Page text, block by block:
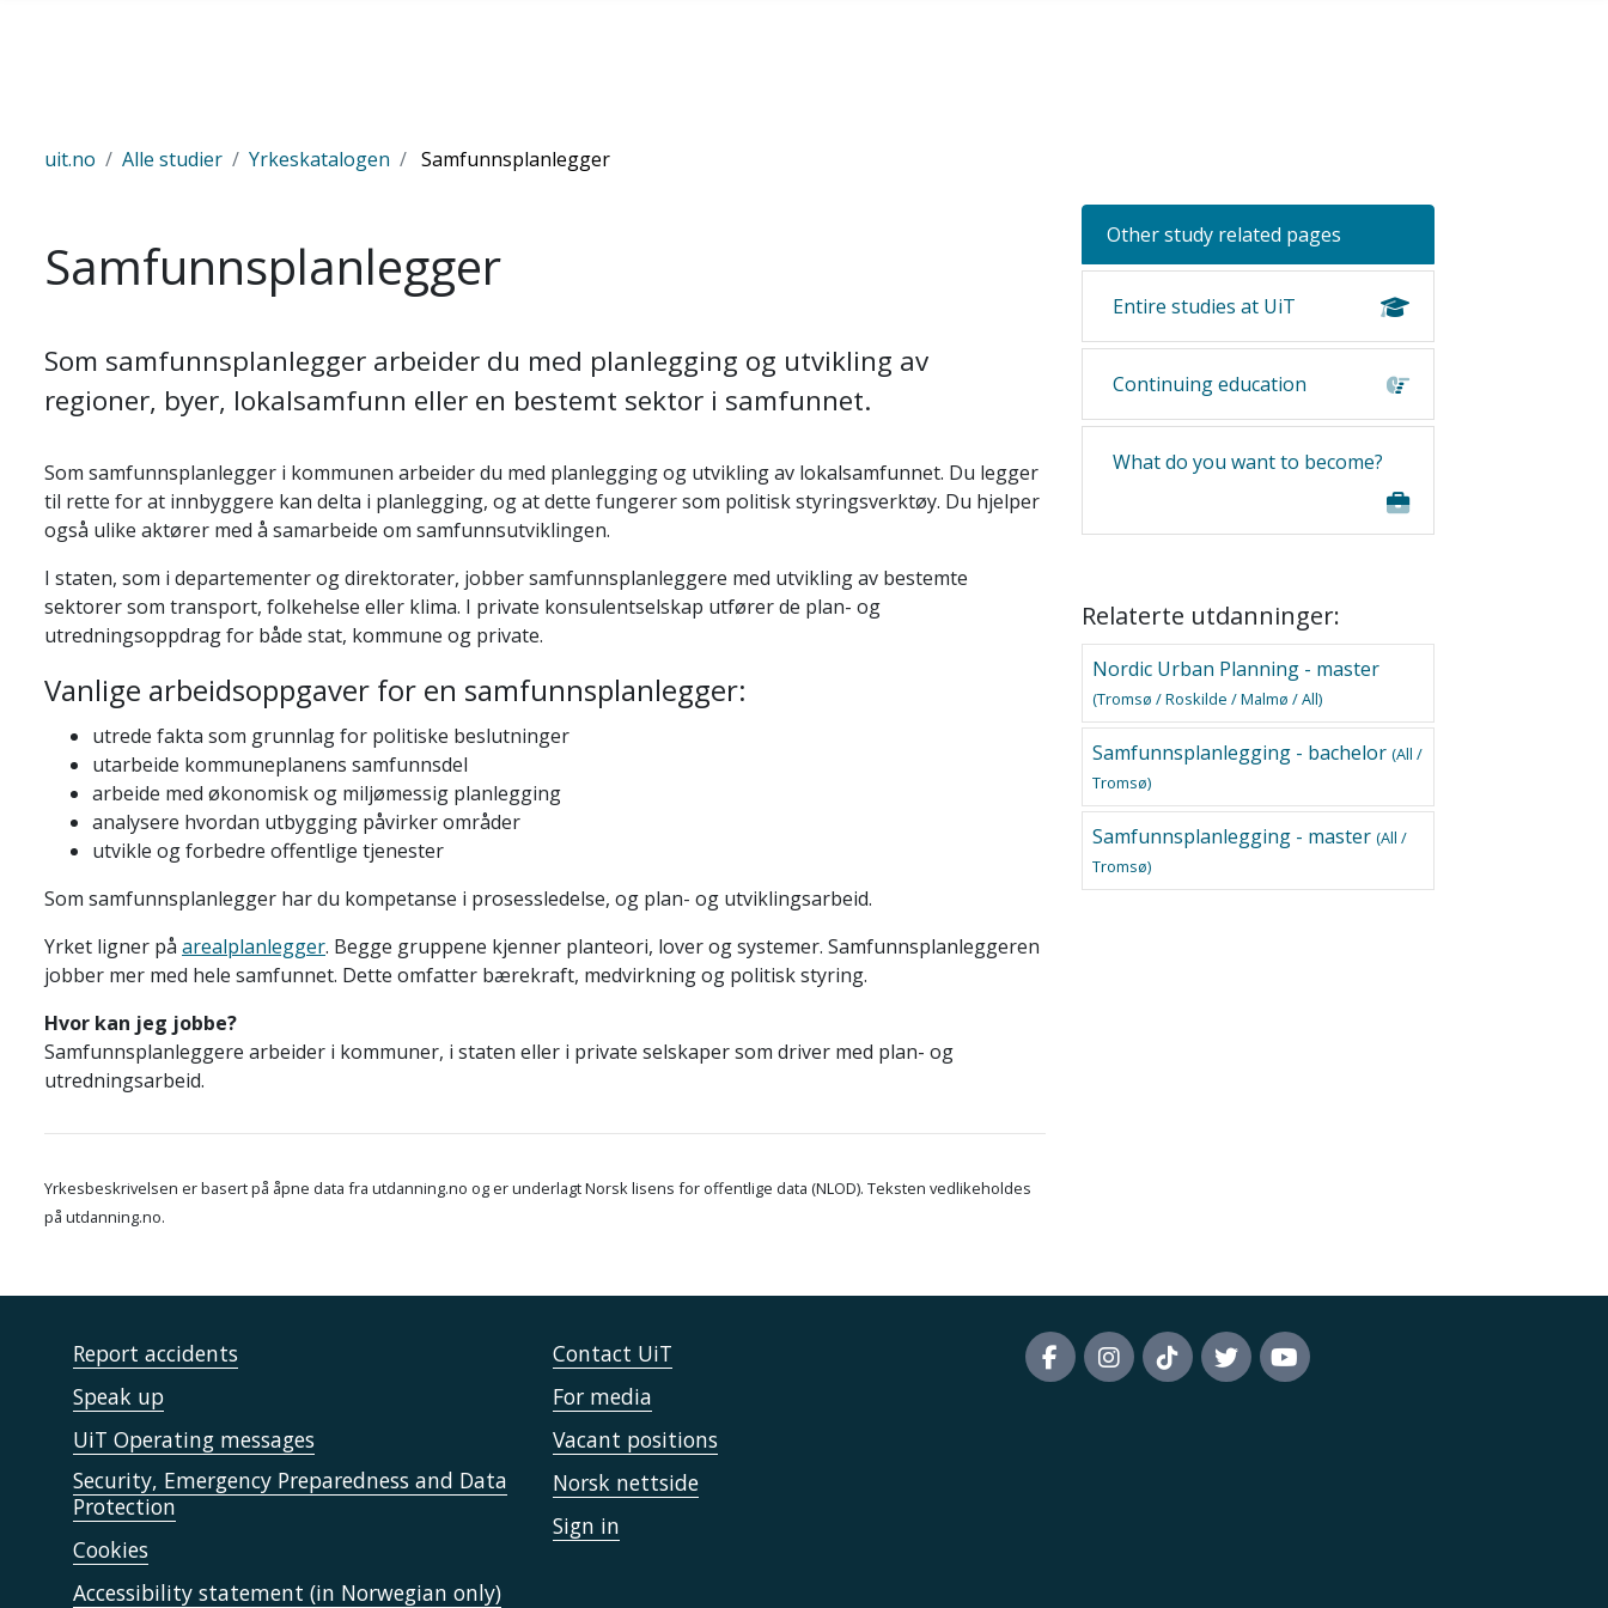
uit.no Alle studier Yrkeskatalogen Samfunnsplanlegger
Samfunnsplanlegger
Som samfunnsplanlegger arbeider du med planlegging og utvikling av
regioner, byer, lokalsamfunn eller en bestemt sektor i samfunnet.
Som samfunnsplanlegger i kommunen arbeider du med planlegging og utvikling av lokalsamfunnet. Du legger
til rette for at innbyggere kan delta i planlegging, og at dette fungerer som politisk styringsverktøy. Du hjelper
også ulike aktører med å samarbeide om samfunnsutviklingen.
I staten, som i departementer og direktorater, jobber samfunnsplanleggere med utvikling av bestemte
sektorer som transport, folkehelse eller klima. I private konsulentselskap utfører de plan- og
utredningsoppdrag for både stat, kommune og private.
Vanlige arbeidsoppgaver for en samfunnsplanlegger:
utrede fakta som grunnlag for politiske beslutninger
utarbeide kommuneplanens samfunnsdel
arbeide med økonomisk og miljømessig planlegging
analysere hvordan utbygging påvirker områder
utvikle og forbedre offentlige tjenester
Som samfunnsplanlegger har du kompetanse i prosessledelse, og plan- og utviklingsarbeid.
Yrket ligner på arealplanlegger. Begge gruppene kjenner planteori, lover og systemer. Samfunnsplanleggeren
jobber mer med hele samfunnet. Dette omfatter bærekraft, medvirkning og politisk styring.
Hvor kan jeg jobbe?
Samfunnsplanleggere arbeider i kommuner, i staten eller i private selskaper som driver med plan- og
utredningsarbeid.
Yrkesbeskrivelsen er basert på åpne data fra utdanning.no og er underlagt Norsk lisens for offentlige data (NLOD). Teksten vedlikeholdes
på utdanning.no.
Other study related pages
Entire studies at UiT
Continuing education
What do you want to become?
Relaterte utdanninger:
Nordic Urban Planning - master
(Tromsø / Roskilde / Malmø / All)
Samfunnsplanlegging - bachelor (All /
Tromsø)
Samfunnsplanlegging - master (All /
Tromsø)
Report accidents
Speak up
UiT Operating messages
Security, Emergency Preparedness and Data
Protection
Cookies
Accessibility statement (in Norwegian only)
Contact UiT
For media
Vacant positions
Norsk nettside
Sign in